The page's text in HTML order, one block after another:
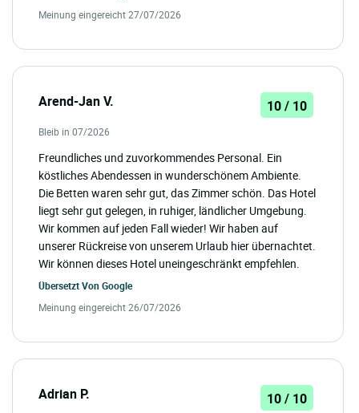
Meinung eingereicht 27/07/2026
Arend-Jan V. 10 / 10
Bleib in 07/2026
Freundliches und zuvorkommendes Personal. Ein
köstliches Abendessen in wunderschönem Ambiente.
Die Betten waren sehr gut, das Zimmer schön. Das Hotel
liegt sehr gut gelegen, in ruhiger, ländlicher Umgebung.
Wir kommen auf jeden Fall wieder! Wir haben auf
unserer Rückreise von unserem Urlaub hier übernachtet.
Wir können dieses Hotel uneingeschränkt empfehlen.
Übersetzt Von Google
Meinung eingereicht 26/07/2026
Adrian P. 10 / 10